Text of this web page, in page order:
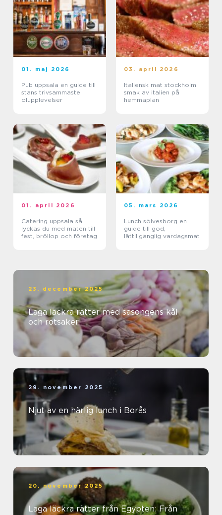
01. maj 2026
Pub uppsala en guide till
stans trivsammaste
ölupplevelser
03. april 2026
Italiensk mat stockholm
smak av italien på
hemmaplan
01. april 2026
Catering uppsala så
lyckas du med maten till
fest, bröllop och företag
05. mars 2026
Lunch sölvesborg en
guide till god,
lättillgänglig vardagsmat
23. december 2025
Laga läckra rätter med säsongens kål
och rotsaker
29. november 2025
Njut av en härlig lunch i Borås
20. november 2025
Laga läckra rätter från Egypten: Från